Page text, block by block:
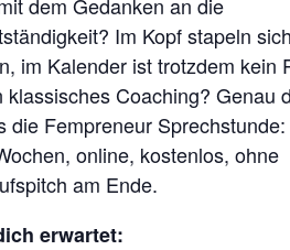
Im Kopf stapeln
im Kalender ist trotzdem kein
klassisches Coaching? Genau
die Fempreneur
online, kostenlos, ohne
am Ende.
erwartet: